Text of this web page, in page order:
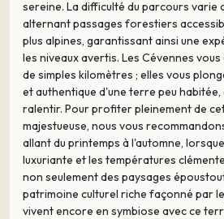
sereine. La difficulté du parcours varie
alternant passages forestiers
plus alpines, garantissant ainsi une
les niveaux avertis. Les Cévennes
de simples kilomètres ; elles vous
et authentique d'une terre peu habitée,
ralentir. Pour profiter pleinement de
majestueuse, nous vous
allant du printemps à l'automne,
luxuriante et les températures
non seulement des paysages
patrimoine culturel riche façonné par
vivent encore en symbiose avec ce